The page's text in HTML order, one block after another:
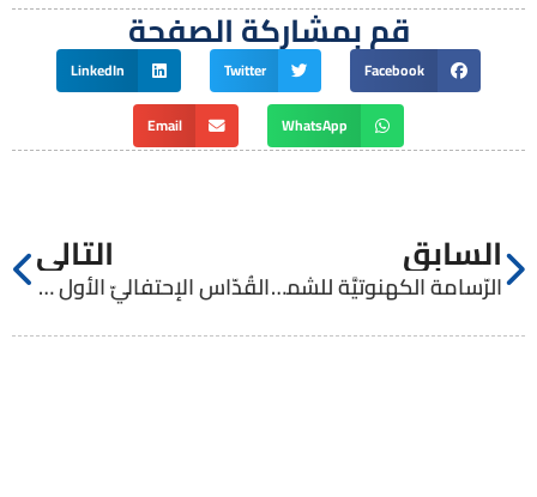
قم بمشاركة الصفحة
Facebook
Twitter
LinkedIn
WhatsApp
Email
السابق
الرّسامة الكهنوتيَّة للشماسيّن مايكل الذّيب ويزن بدر
التالي
القُدّاس الإحتفاليّ الأول للأب يَزن بَدِر